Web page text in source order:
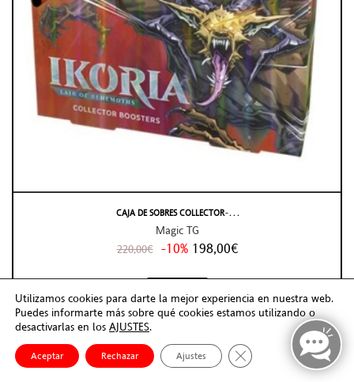
CAJA DE SOBRES COLLECTOR ̵ . . .
Magic TG
220,00€ -10% 198,00€
Utilizamos cookies para darte la mejor experiencia en nuestra web.
Puedes informarte más sobre qué cookies estamos utilizando o
desactivarlas en los AJUSTES.
Aceptar Rechazar Ajustes Cerrar el banner de